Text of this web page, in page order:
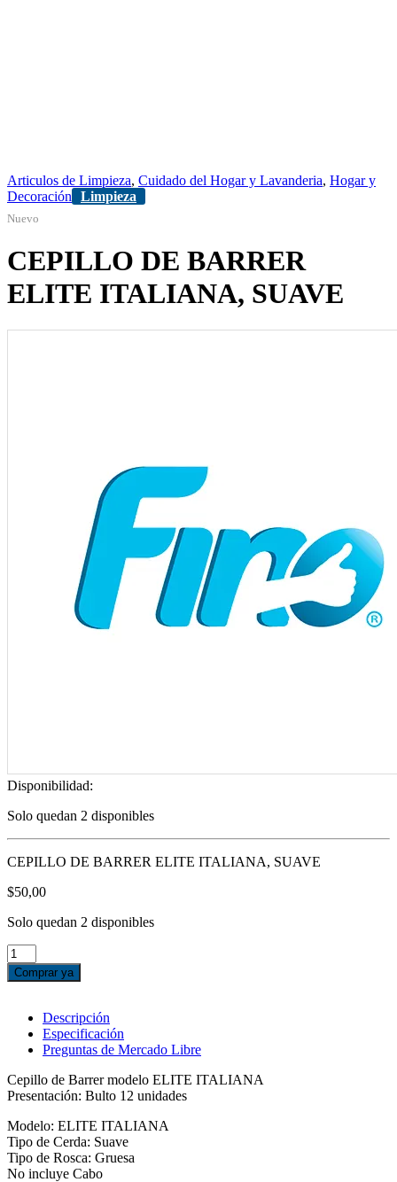
Articulos de Limpieza, Cuidado del Hogar y Lavanderia, Hogar y
Decoración
Limpieza
Nuevo
CEPILLO DE BARRER
ELITE ITALIANA, SUAVE
Disponibilidad:
Solo quedan 2 disponibles
CEPILLO DE BARRER ELITE ITALIANA, SUAVE
$50,00
Solo quedan 2 disponibles
CEPILLO
DE
BARRER
ITALIANA,
SUAVE
cantidad
Comprar ya
Descripción
Especificación
Preguntas de Mercado Libre
Cepillo de Barrer modelo ELITE ITALIANA
Presentación: Bulto 12 unidades
Modelo: ELITE ITALIANA
Tipo de Cerda: Suave
Tipo de Rosca: Gruesa
No incluye Cabo